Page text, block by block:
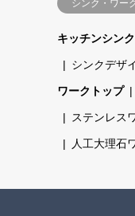
シンク・ワー
キッチンシンク
シンクデザ
ワークトップ
ステンレス
人工大理石